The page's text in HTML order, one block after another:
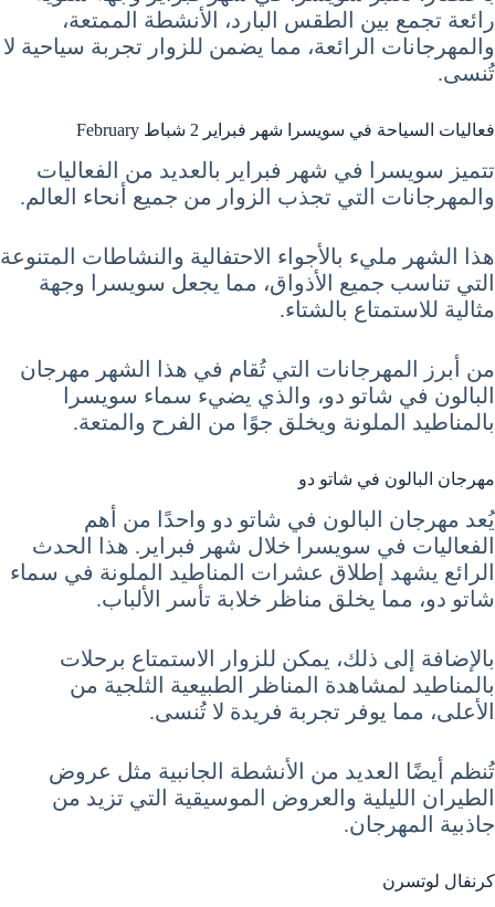
رائعة تجمع بين الطقس البارد، الأنشطة الممتعة،
والمهرجانات الرائعة، مما يضمن للزوار تجربة سياحية لا
تُنسى.
فعاليات السياحة في سويسرا شهر فبراير 2 شباط February
تتميز سويسرا في شهر فبراير بالعديد من الفعاليات
والمهرجانات التي تجذب الزوار من جميع أنحاء العالم.
هذا الشهر مليء بالأجواء الاحتفالية والنشاطات المتنوعة
التي تناسب جميع الأذواق، مما يجعل سويسرا وجهة
مثالية للاستمتاع بالشتاء.
من أبرز المهرجانات التي تُقام في هذا الشهر مهرجان
البالون في شاتو دو، والذي يضيء سماء سويسرا
بالمناطيد الملونة ويخلق جوًا من الفرح والمتعة.
مهرجان البالون في شاتو دو
يُعد مهرجان البالون في شاتو دو واحدًا من أهم
الفعاليات في سويسرا خلال شهر فبراير. هذا الحدث
الرائع يشهد إطلاق عشرات المناطيد الملونة في سماء
شاتو دو، مما يخلق مناظر خلابة تأسر الألباب.
بالإضافة إلى ذلك، يمكن للزوار الاستمتاع برحلات
بالمناطيد لمشاهدة المناظر الطبيعية الثلجية من
الأعلى، مما يوفر تجربة فريدة لا تُنسى.
تُنظم أيضًا العديد من الأنشطة الجانبية مثل عروض
الطيران الليلية والعروض الموسيقية التي تزيد من
جاذبية المهرجان.
كرنفال لوتسرن